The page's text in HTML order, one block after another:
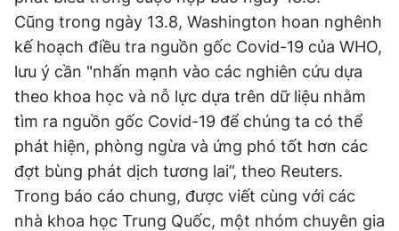
Cũng trong ngày 13.8, Washington hoan nghênh
kế hoạch điều tra nguồn gốc Covid-19 của WHO,
lưu ý cần "nhấn mạnh vào các nghiên cứu dựa
theo khoa học và nỗ lực dựa trên dữ liệu nhằm
tìm ra nguồn gốc Covid-19 để chúng ta có thể
phát hiện, phòng ngừa và ứng phó tốt hơn các
đợt bùng phát dịch tương lai”, theo Reuters.
Trong báo cáo chung, được viết cùng với các
nhà khoa học Trung Quốc, một nhóm chuyên gia